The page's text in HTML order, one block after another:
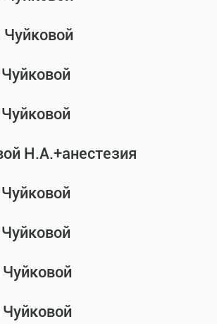
Чуйковой
Н.А.+анестезия